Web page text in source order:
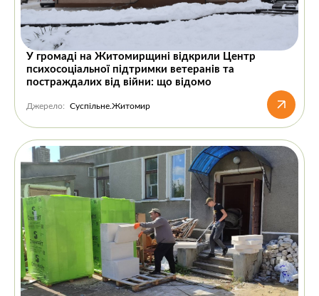
У громаді на Житомирщині відкрили Центр
психосоціальної підтримки ветеранів та
постраждалих від війни: що відомо
Джерело: Суспільне.Житомир